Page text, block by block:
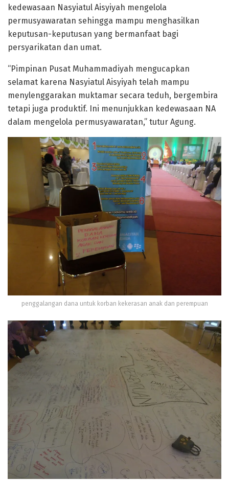
kedewasaan Nasyiatul Aisyiyah mengelola
permusyawaratan sehingga mampu menghasilkan
keputusan-keputusan yang bermanfaat bagi
persyarikatan dan umat.
“Pimpinan Pusat Muhammadiyah mengucapkan
selamat karena Nasyiatul Aisyiyah telah mampu
menylenggarakan muktamar secara teduh, bergembira
tetapi juga produktif. Ini menunjukkan kedewasaan NA
dalam mengelola permusyawaratan,” tutur Agung.
penggalangan dana untuk korban kekerasan anak dan perempuan